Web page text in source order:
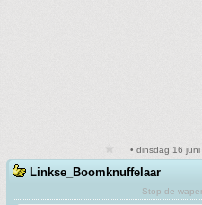
• dinsdag 16
Linkse_Boomknuffelaar
Stop de